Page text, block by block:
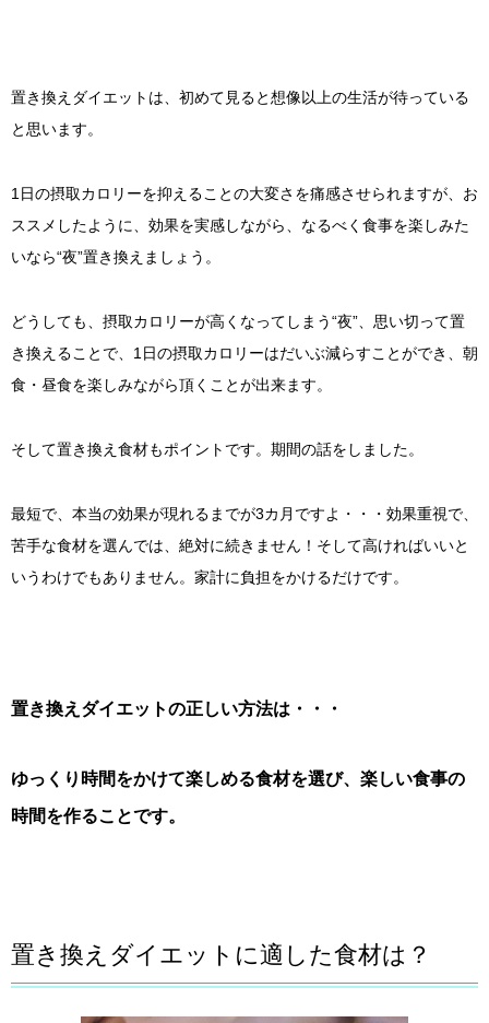
置き換えダイエットは、初めて見ると想像以上の生活が待っている
と思います。
1日の摂取カロリーを抑えることの大変さを痛感させられますが、お
ススメしたように、効果を実感しながら、なるべく食事を楽しみた
いなら“夜”置き換えましょう。
どうしても、摂取カロリーが高くなってしまう“夜”、思い切って置
き換えることで、1日の摂取カロリーはだいぶ減らすことができ、朝
食・昼食を楽しみながら頂くことが出来ます。
そして置き換え食材もポイントです。期間の話をしました。
最短で、本当の効果が現れるまでが3カ月ですよ・・・効果重視で、
苦手な食材を選んでは、絶対に続きません！そして高ければいいと
いうわけでもありません。家計に負担をかけるだけです。
置き換えダイエットの正しい方法は・・・
ゆっくり時間をかけて楽しめる食材を選び、楽しい食事の
時間を作ることです。
置き換えダイエットに適した食材は？